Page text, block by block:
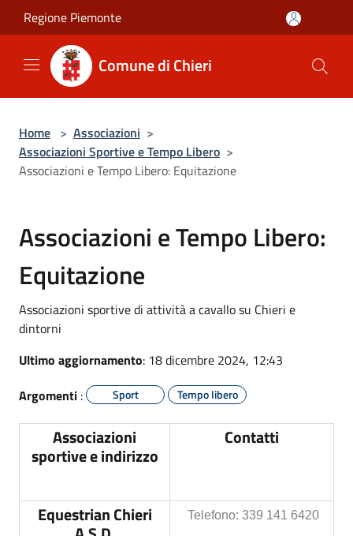
Salta al contenuto principale
Regione Piemonte
Comune di Chieri
Home > Associazioni >
Associazioni Sportive e Tempo Libero >
Associazioni e Tempo Libero: Equitazione
Associazioni e Tempo Libero:
Equitazione
Associazioni sportive di attività a cavallo su Chieri e
dintorni
Ultimo aggiornamento: 18 dicembre 2024, 12:43
Argomenti : Sport Tempo libero
Associazioni
sportive e indirizzo
Contatti
Equestrian Chieri Telefono: 339 141 6420